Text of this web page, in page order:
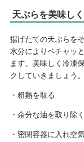
天ぷらを美味し
揚げたての天ぷらを
水分によりベチャッ
ます。美味しく冷凍
クしていきましょう。
・粗熱を取る
・余分な油を取り除く
・密閉容器に入れ空